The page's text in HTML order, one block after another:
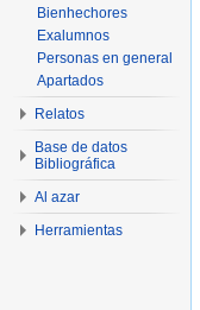
Bienhechores
Exalumnos
Personas en general
Apartados
Relatos
Base de datos
Bibliográfica
Al azar
Herramientas